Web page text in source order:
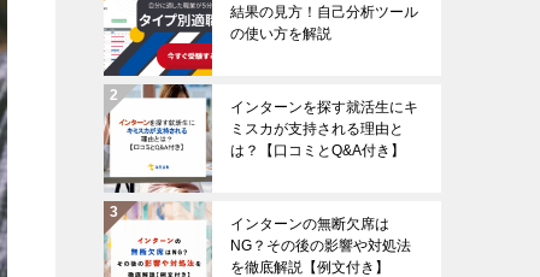
結果の見方！自己分析ツール
の使い方を解説
インターンを探す就活生にキ
ミスカが支持される理由と
は？【口コミとQ&A付き】
インターンの無断欠席は
NG？その後の影響や対処法
を徹底解説【例文付き】